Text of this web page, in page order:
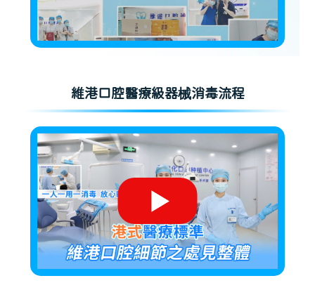
維港口腔醫療級器械消毒流程